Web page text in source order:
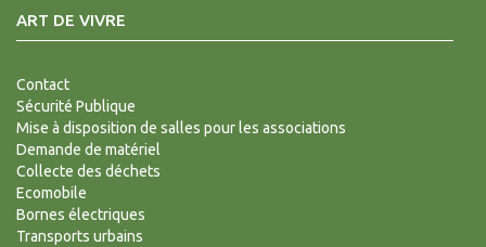
ART DE VIVRE
Contact
Sécurité Publique
Mise à disposition de salles pour les associations
Demande de matériel
Collecte des déchets
Ecomobile
Bornes électriques
Transports urbains